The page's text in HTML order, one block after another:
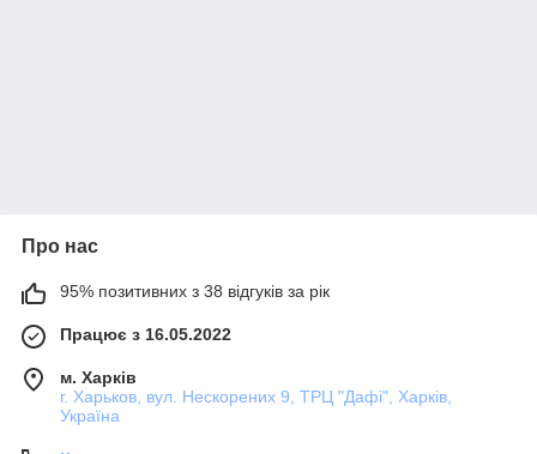
Про нас
95% позитивних з 38 відгуків за рік
Працює з 16.05.2022
м. Харків
г. Харьков, вул. Нескорених 9, ТРЦ "Дафі", Харків,
Україна